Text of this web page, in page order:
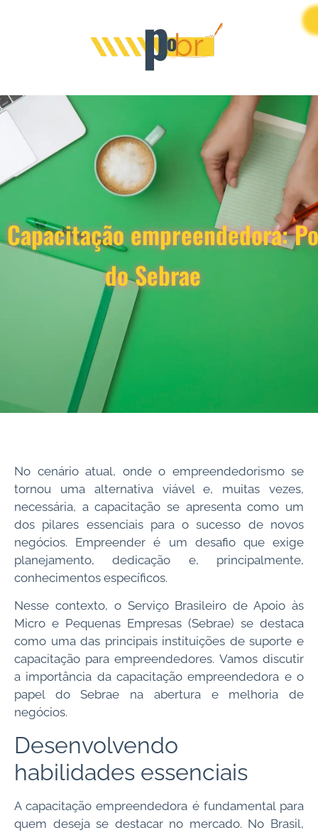
Capacitação empreendedora:
do Sebrae
No cenário atual, onde o empreendedorismo se
tornou uma alternativa viável e, muitas vezes,
necessária, a capacitação se apresenta como um
dos pilares essenciais para o sucesso de novos
negócios. Empreender é um desafio que exige
planejamento, dedicação e, principalmente,
conhecimentos específicos.
Nesse contexto, o Serviço Brasileiro de Apoio às
Micro e Pequenas Empresas (Sebrae) se destaca
como uma das principais instituições de suporte e
capacitação para empreendedores. Vamos discutir
a importância da capacitação empreendedora e o
papel do Sebrae na abertura e melhoria de
negócios.
Desenvolvendo
habilidades essenciais
A capacitação empreendedora é fundamental para
quem deseja se destacar no mercado. No Brasil,